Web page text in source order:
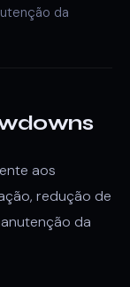
da
aos
redução de
da